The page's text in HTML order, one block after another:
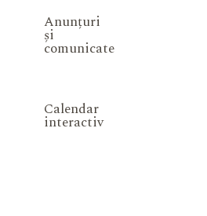
Anunțuri
și
comunicate
Calendar
interactiv